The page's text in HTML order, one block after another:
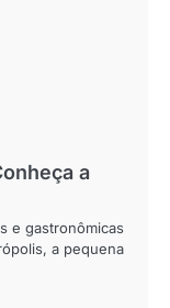
a
e gastronômicas
a pequena